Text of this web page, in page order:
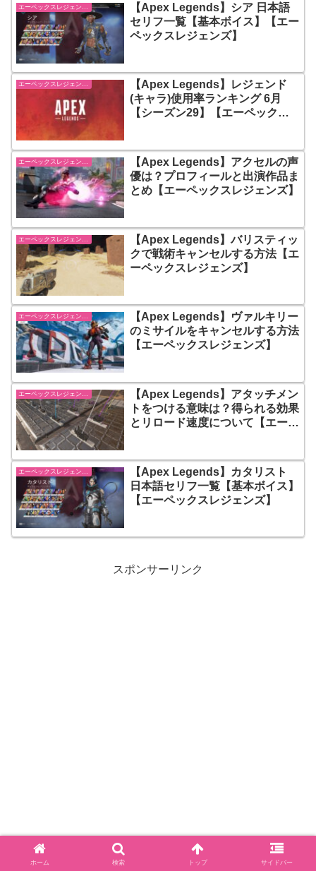
【Apex Legends】シア 日本語
セリフ一覧【基本ボイス】【エー
ペックスレジェンズ】
エーペックスレジェンズ【Apex Legends】
【Apex Legends】レジェンド
(キャラ)使用率ランキング 6月
【シーズン29】【エーペックス
エーペックスレジェンズ【Apex Legends】
【Apex Legends】アクセルの声
優は？プロフィールと出演作品ま
とめ【エーペックスレジェンズ】
【Apex Legends】バリスティッ
クで戦術キャンセルする方法【エ
ーペックスレジェンズ】
エーペックスレジェンズ【Apex Legends】
【Apex Legends】ヴァルキリー
のミサイルをキャンセルする方法
【エーペックスレジェンズ】
エーペックスレジェンズ【Apex Legends】
【Apex Legends】アタッチメン
トをつける意味は？得られる効果
とリロード速度について【エーペ
【Apex Legends】カタリスト
日本語セリフ一覧【基本ボイス】
【エーペックスレジェンズ】
スポンサーリンク
ホーム 検索 トップ サイドバー